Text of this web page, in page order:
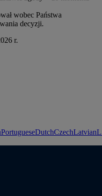
wobec Państwa
decyzji.
r.
PortugueseDutchCzechLatvian